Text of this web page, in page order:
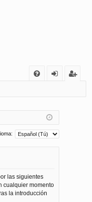
ca
rs
las siguientes
cualquier momento
la introducción